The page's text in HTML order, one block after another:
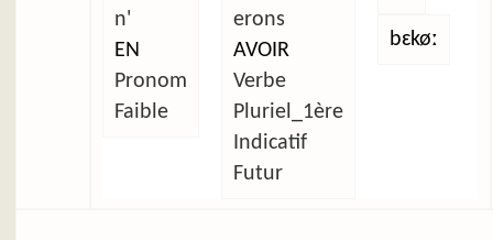
n'
EN
Pronom
Faible
erons
AVOIR
Verbe
Pluriel_1ère
Indicatif
Futur
bɛkøː